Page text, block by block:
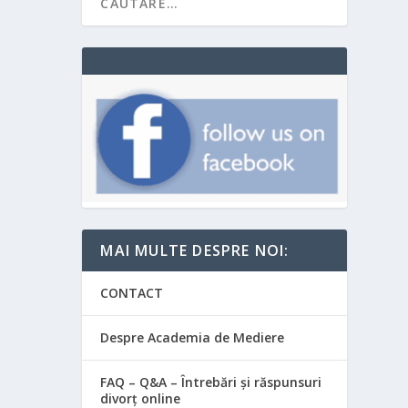
MAI MULTE DESPRE NOI:
CONTACT
Despre Academia de Mediere
FAQ – Q&A – Întrebări și răspunsuri
divorț online